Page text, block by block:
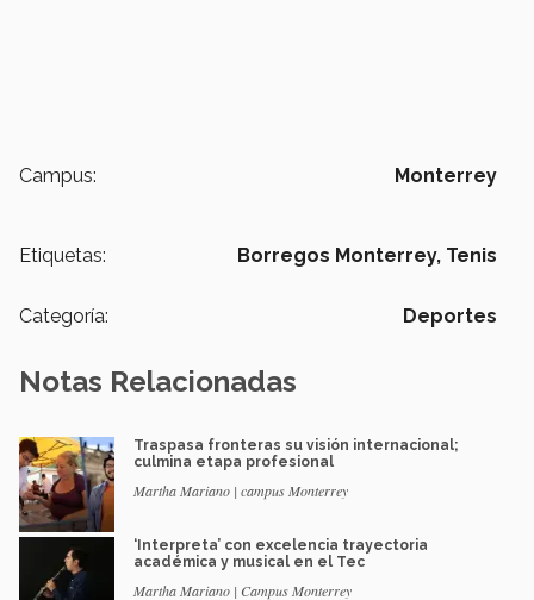
Campus: Monterrey
Etiquetas: Borregos Monterrey, Tenis
Categoría: Deportes
Notas Relacionadas
Traspasa fronteras su visión internacional;
culmina etapa profesional
Martha Mariano | campus Monterrey
‘Interpreta’ con excelencia trayectoria
académica y musical en el Tec
Martha Mariano | Campus Monterrey